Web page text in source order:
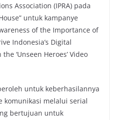
Association (IPRA) pada
untuk kampanye
of the Importance of
Indonesia’s Digital
‘Unseen Heroes’ Video
untuk keberhasilannya
komunikasi melalui serial
bertujuan untuk